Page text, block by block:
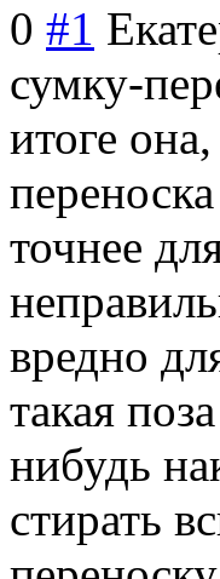
0 #1
сумку-
итоге
точнее
вредно
такая
нибудь
стирать